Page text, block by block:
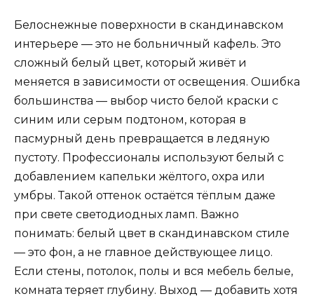
Белоснежные поверхности в скандинавском
интерьере — это не больничный кафель. Это
сложный белый цвет, который живёт и
меняется в зависимости от освещения. Ошибка
большинства — выбор чисто белой краски с
синим или серым подтоном, которая в
пасмурный день превращается в ледяную
пустоту. Профессионалы используют белый с
добавлением капельки жёлтого, охра или
умбры. Такой оттенок остаётся тёплым даже
при свете светодиодных ламп. Важно
понимать: белый цвет в скандинавском стиле
— это фон, а не главное действующее лицо.
Если стены, потолок, полы и вся мебель белые,
комната теряет глубину. Выход — добавить хотя